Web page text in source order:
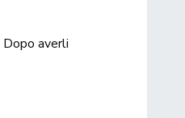
Dopo averli